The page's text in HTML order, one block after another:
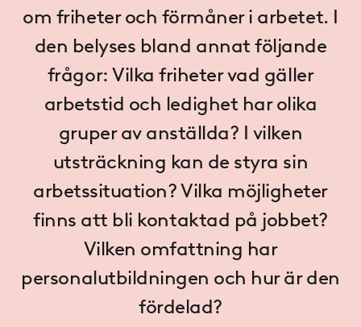
om friheter och förmåner i arbetet. I
den belyses bland annat följande
frågor: Vilka friheter vad gäller
arbetstid och ledighet har olika
gruper av anställda? I vilken
utsträckning kan de styra sin
arbetssituation? Vilka möjligheter
finns att bli kontaktad på jobbet?
Vilken omfattning har
personalutbildningen och hur är den
fördelad?